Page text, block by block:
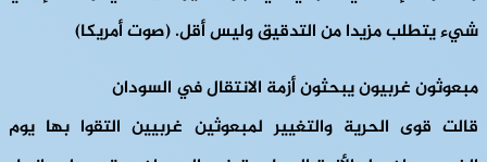
شيء يتطلب مزيدا من التدقيق وليس أقل. (صوت أمريكا)
مبعوثون غربيون يبحثون أزمة الانتقال في السودان
قالت قوى الحرية والتغيير لمبعوثين غربيين التقوا بها يوم